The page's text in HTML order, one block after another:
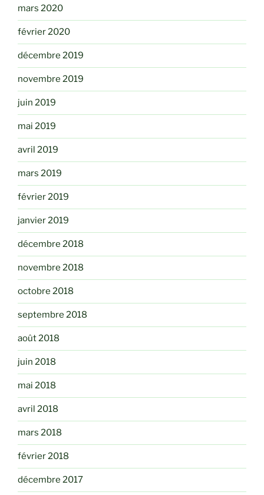
mars 2020
février 2020
décembre 2019
novembre 2019
juin 2019
mai 2019
avril 2019
mars 2019
février 2019
janvier 2019
décembre 2018
novembre 2018
octobre 2018
septembre 2018
août 2018
juin 2018
mai 2018
avril 2018
mars 2018
février 2018
décembre 2017